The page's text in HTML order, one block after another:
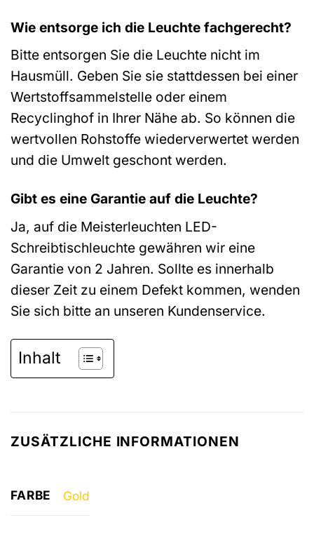
Wie entsorge ich die Leuchte fachgerecht?
Bitte entsorgen Sie die Leuchte nicht im
Hausmüll. Geben Sie sie stattdessen bei einer
Wertstoffsammelstelle oder einem
Recyclinghof in Ihrer Nähe ab. So können die
wertvollen Rohstoffe wiederverwertet werden
und die Umwelt geschont werden.
Gibt es eine Garantie auf die Leuchte?
Ja, auf die Meisterleuchten LED-
Schreibtischleuchte gewähren wir eine
Garantie von 2 Jahren. Sollte es innerhalb
dieser Zeit zu einem Defekt kommen, wenden
Sie sich bitte an unseren Kundenservice.
Inhalt
ZUSÄTZLICHE INFORMATIONEN
FARBE Gold